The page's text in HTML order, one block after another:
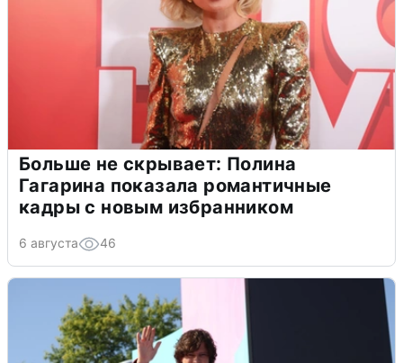
Больше не скрывает: Полина
Гагарина показала романтичные
кадры с новым избранником
6 августа 46